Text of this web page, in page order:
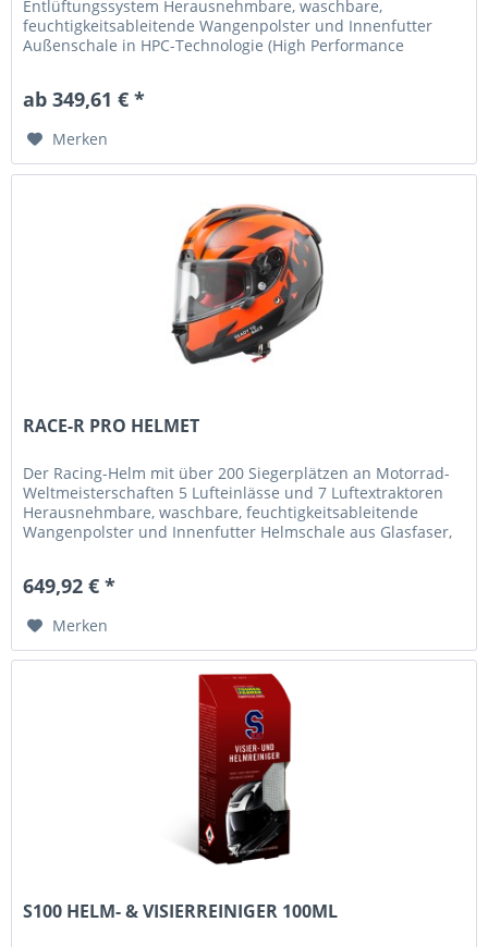
Entlüftungssystem Herausnehmbare, waschbare,
feuchtigkeitsableitende Wangenpolster und Innenfutter
Außenschale in HPC-Technologie (High Performance
ab 349,61 € *
Merken
RACE-R PRO HELMET
Der Racing-Helm mit über 200 Siegerplätzen an Motorrad-
Weltmeisterschaften 5 Lufteinlässe und 7 Luftextraktoren
Herausnehmbare, waschbare, feuchtigkeitsableitende
Wangenpolster und Innenfutter Helmschale aus Glasfaser,
649,92 € *
Merken
S100 HELM- & VISIERREINIGER 100ML